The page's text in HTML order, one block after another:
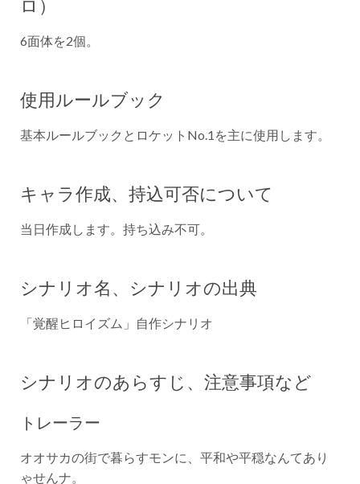
6面体を2個。
使用ルールブック
基本ルールブックとロケットNo.1を主に使用します。
キャラ作成、持込可否について
当日作成します。持ち込み不可。
シナリオ名、シナリオの出典
「覚醒ヒロイズム」自作シナリオ
シナリオのあらすじ、注意事項など
トレーラー
オオサカの街で暮らすモンに、平和や平穏なんてあり
ゃせんナ。